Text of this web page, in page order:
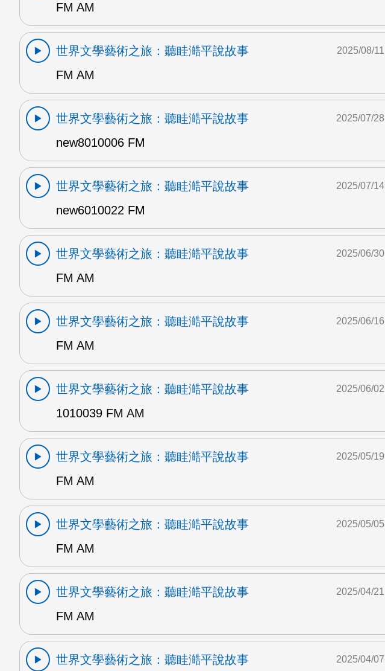
FM AM
世界文學藝術之旅：聽眭澔平說故事
FM AM
2025/08/11
世界文學藝術之旅：聽眭澔平說故事
new8010006 FM
2025/07/28
世界文學藝術之旅：聽眭澔平說故事
new6010022 FM
2025/07/14
世界文學藝術之旅：聽眭澔平說故事
FM AM
2025/06/30
世界文學藝術之旅：聽眭澔平說故事
FM AM
2025/06/16
世界文學藝術之旅：聽眭澔平說故事
1010039 FM AM
2025/06/02
世界文學藝術之旅：聽眭澔平說故事
FM AM
2025/05/19
世界文學藝術之旅：聽眭澔平說故事
FM AM
2025/05/05
世界文學藝術之旅：聽眭澔平說故事
FM AM
2025/04/21
世界文學藝術之旅：聽眭澔平說故事 2025/04/07